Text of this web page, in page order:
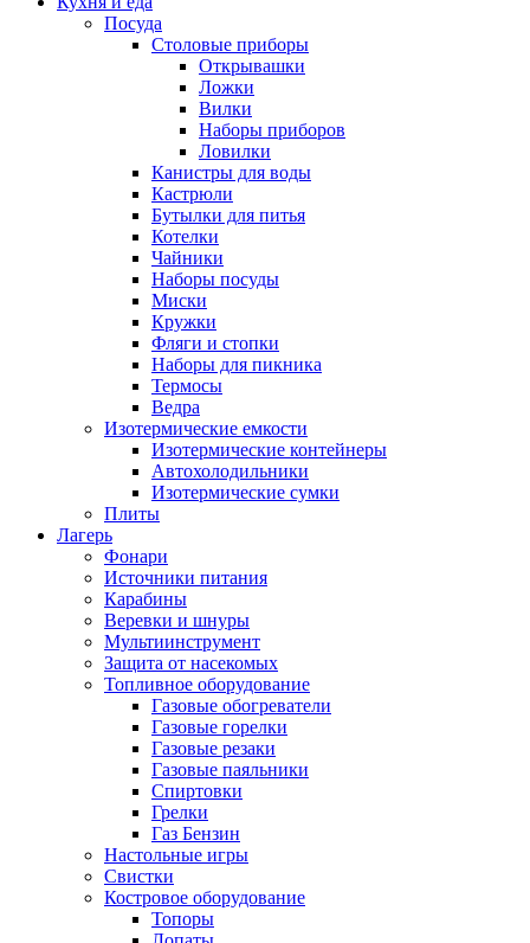
Посуда
Столовые приборы
Открывашки
Ложки
Вилки
Наборы приборов
Ловилки
Канистры для воды
Кастрюли
Бутылки для питья
Котелки
Чайники
Наборы посуды
Миски
Кружки
Фляги и стопки
Наборы для пикника
Термосы
Ведра
Изотермические емкости
Изотермические контейнеры
Автохолодильники
Изотермические сумки
Плиты
Лагерь
Фонари
Источники питания
Карабины
Веревки и шнуры
Мультиинструмент
Защита от насекомых
Топливное оборудование
Газовые обогреватели
Газовые горелки
Газовые резаки
Газовые паяльники
Спиртовки
Грелки
Газ Бензин
Настольные игры
Свистки
Костровое оборудование
Топоры